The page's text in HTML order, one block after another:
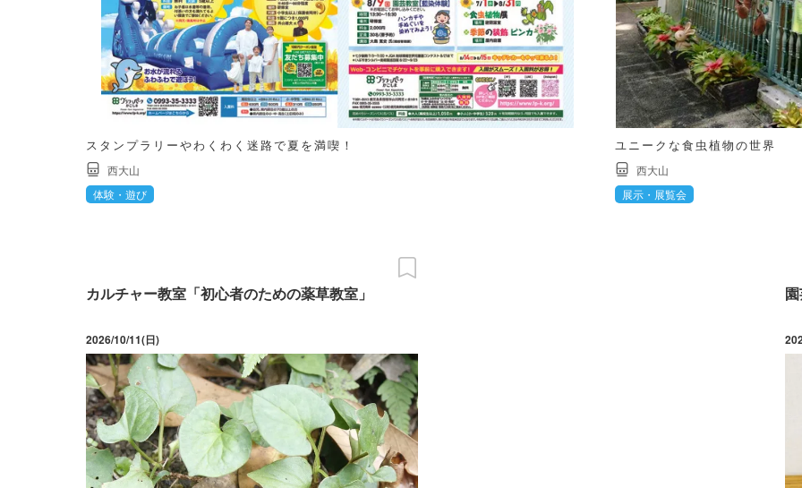
スタンプラリーやわくわく迷路で夏を満喫！
西大山
体験・遊び
ユニークな食虫植物の世界
西大山
展示・展覧会
カルチャー教室「初心者のための薬草教室」
2026/10/11(日)